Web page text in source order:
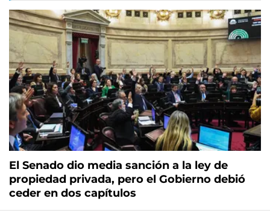
El Senado dio media sanción a la ley de
propiedad privada, pero el Gobierno debió
ceder en dos capítulos